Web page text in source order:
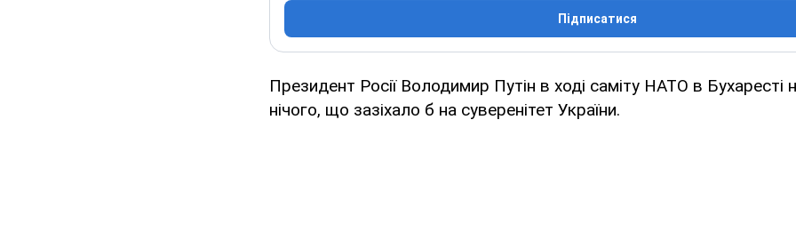
Підписатися
Президент Росії Володимир Путін в ході саміту НАТО в Бухаресті
нічого, що зазіхало б на суверенітет України.